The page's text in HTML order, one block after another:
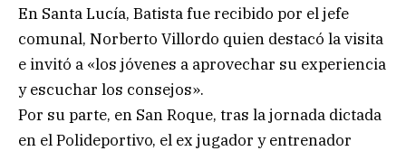
En Santa Lucía, Batista fue recibido por el jefe
comunal, Norberto Villordo quien destacó la visita
e invitó a «los jóvenes a aprovechar su experiencia
y escuchar los consejos».
Por su parte, en San Roque, tras la jornada dictada
en el Polideportivo, el ex jugador y entrenador